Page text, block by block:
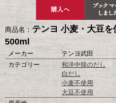
商品名：テンヨ 小麦・大豆
500ml
メーカー
テンヨ武田
カテゴリー
和洋中韓のだし
白だし
小麦不使用
大豆不使用